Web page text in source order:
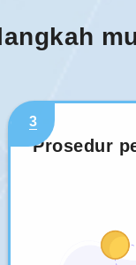
3
Prosedur